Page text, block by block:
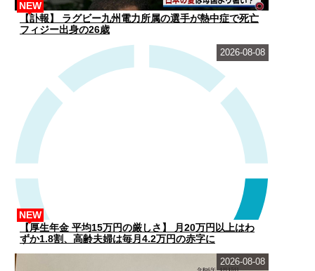
【訃報】 ラグビー九州電力所属の選手が熱中症で死亡
フィジー出身の26歳
NEW
【厚生年金 平均15万円の厳しさ】 月20万円以上はわ
ずか1.8割、高齢夫婦は毎月4.2万円の赤字に
NEW
2026-08-08
2026-08-08